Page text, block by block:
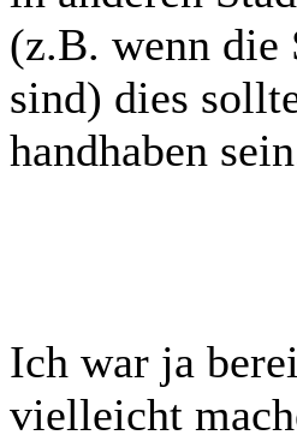
(z.B. wenn die
sind) dies
handhaben
Ich war ja
vielleicht